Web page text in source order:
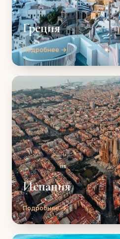
Греция
Подробнее →
Испания
Подробнее →